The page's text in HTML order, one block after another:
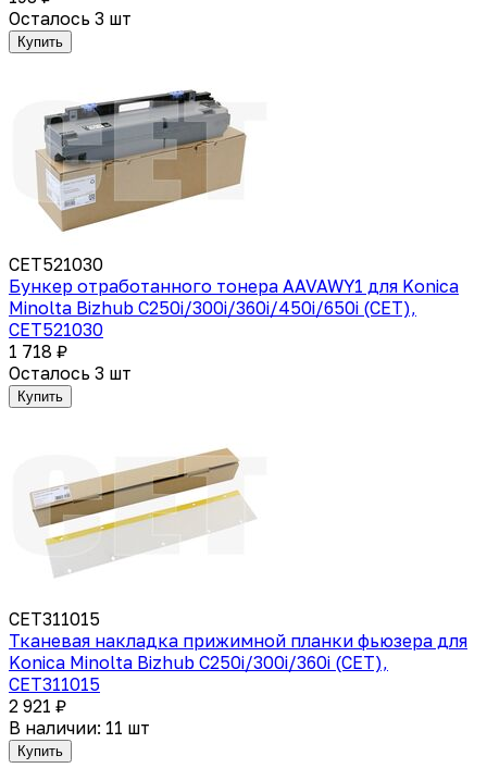
Осталось 3 шт
Купить
CET521030
Бункер отработанного тонера AAVAWY1 для Konica
Minolta Bizhub C250i/300i/360i/450i/650i (CET),
CET521030
1 718 ₽
Осталось 3 шт
Купить
CET311015
Тканевая накладка прижимной планки фьюзера для
Konica Minolta Bizhub C250i/300i/360i (CET),
CET311015
2 921 ₽
В наличии: 11 шт
Купить